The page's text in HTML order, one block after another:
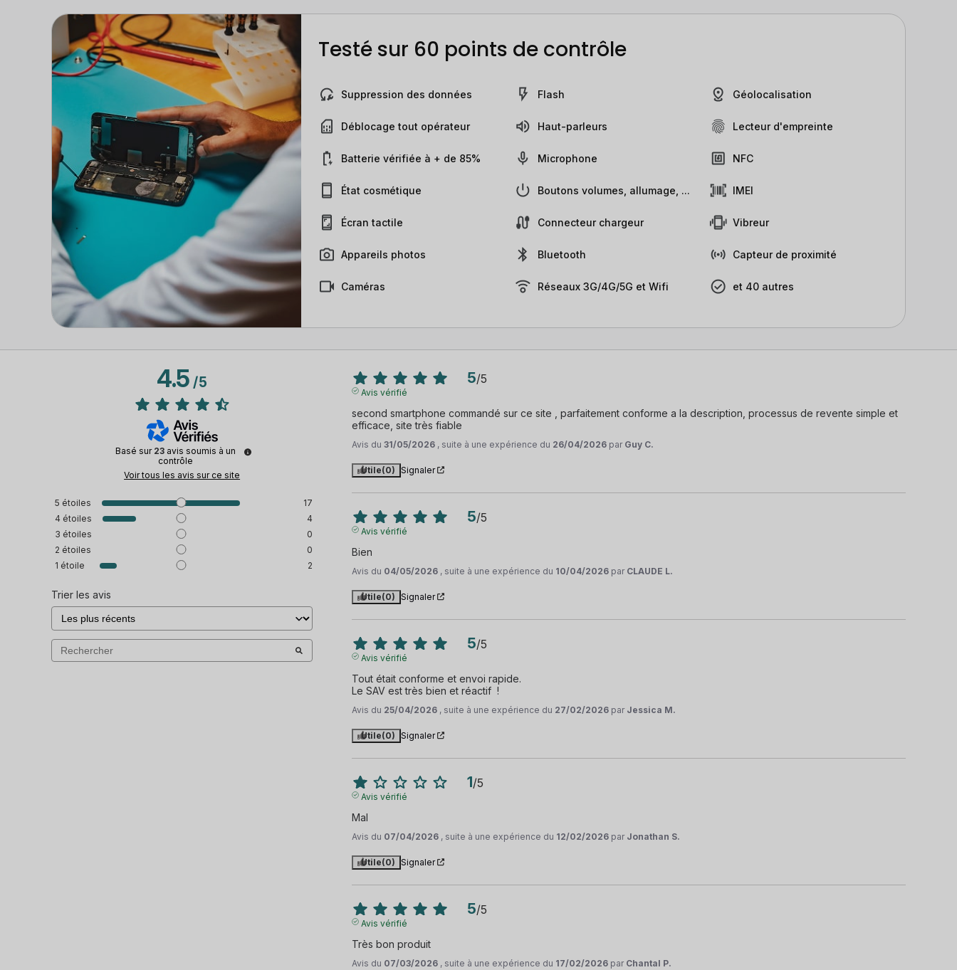
Testé sur 60 points de contrôle
Suppression des données
Déblocage tout opérateur
Batterie vérifiée à + de 85%
État cosmétique
Écran tactile
Appareils photos
Caméras
Flash
Haut-parleurs
Microphone
Boutons volumes, allumage, ...
Connecteur chargeur
Bluetooth
Réseaux 3G/4G/5G et Wifi
Géolocalisation
Lecteur d'empreinte
NFC
IMEI
Vibreur
Capteur de proximité
et 40 autres
4.5/5
Basé sur 23 avis soumis à un
contrôle
Voir tous les avis sur ce site
5 étoiles
17
4 étoiles
4
3 étoiles
0
2 étoiles
0
1 étoile 2
Trier les avis
5/5
Avis vérifié
second smartphone commandé sur ce site , parfaitement conforme a la description, processus de revente simple et
efficace, site très fiable
Avis du31/05/2026 , suite à une expérience du 26/04/2026 par Guy C.
Utile(0) Signaler
5/5
Avis vérifié
Bien
Avis du 04/05/2026 , suite à une expérience du 10/04/2026 par CLAUDE L.
Utile(0) Signaler
5/5
Avis vérifié
Tout était conforme et envoi rapide.
Le SAV est très bien et réactif  !
Avis du 25/04/2026 , suite à une expérience du 27/02/2026 par Jessica M.
Utile(0) Signaler
1/5
Avis vérifié
Mal
Avis du 07/04/2026 , suite à une expérience du 12/02/2026 par Jonathan S.
Utile(0) Signaler
5/5
Avis vérifié
Très bon produit
Avis du 07/03/2026 , suite à une expérience du 17/02/2026 par Chantal P.